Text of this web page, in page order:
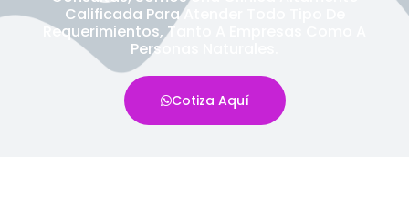
Calificada Para Atender Todo Tipo De
Requerimientos, Tanto A Empresas Como A
Personas Naturales.
Cotiza Aquí